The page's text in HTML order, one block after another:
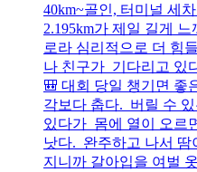
40km~골인, 터미널 세
2.195km가 제일 길게
로라 심리적으로 더 힘
나 친구가 기다리고 있
🎒 대회 당일 챙기면 좋
각보다 춥다. 버릴 수
있다가 몸에 열이 오르
낫다. 완주하고 나서 땀
지니까 갈아입을 여벌